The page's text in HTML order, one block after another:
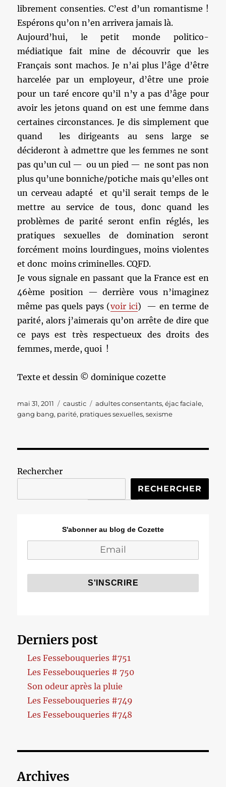
librement consenties. C’est d’un romantisme !
Espérons qu’on n’en arrivera jamais là.
Aujourd’hui, le petit monde politico-
médiatique fait mine de découvrir que les
Français sont machos. Je n’ai plus l’âge d’être
harcelée par un employeur, d’être une proie
pour un taré encore qu’il n’y a pas d’âge pour
avoir les jetons quand on est une femme dans
certaines circonstances. Je dis simplement que
quand les dirigeants au sens large se
décideront à admettre que les femmes ne sont
pas qu’un cul — ou un pied — ne sont pas non
plus qu’une bonniche/potiche mais qu’elles ont
un cerveau adapté et qu’il serait temps de le
mettre au service de tous, donc quand les
problèmes de parité seront enfin réglés, les
pratiques sexuelles de domination seront
forcément moins lourdingues, moins violentes
et donc moins criminelles. CQFD.
Je vous signale en passant que la France est en
46ème position — derrière vous n’imaginez
même pas quels pays (voir ici) — en terme de
parité, alors j’aimerais qu’on arrête de dire que
ce pays est très respectueux des droits des
femmes, merde, quoi !
Texte et dessin © dominique cozette
Publié
le
mai 31, 2011 Catégories
caustic Étiquettes
adultes consentants,éjac faciale,
gang bang, parité, pratiques sexuelles,sexisme
Rechercher
RECHERCHER
S'abonner au blog de Cozette
Derniers post
Les Fessebouqueries #751
Les Fessebouqueries # 750
Son odeur après la pluie
Les Fessebouqueries #749
Les Fessebouqueries #748
Archives